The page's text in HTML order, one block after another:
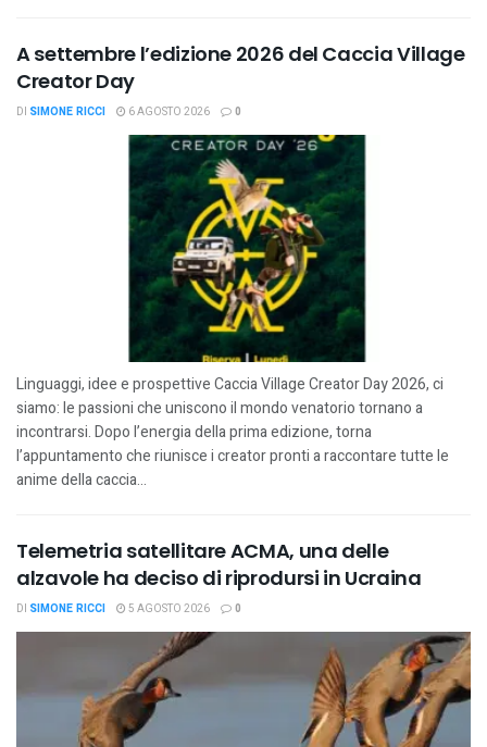
A settembre l’edizione 2026 del Caccia Village
Creator Day
DI SIMONE RICCI 6 AGOSTO 2026 0
Linguaggi, idee e prospettive Caccia Village Creator Day 2026, ci
siamo: le passioni che uniscono il mondo venatorio tornano a
incontrarsi. Dopo l’energia della prima edizione, torna
l’appuntamento che riunisce i creator pronti a raccontare tutte le
anime della caccia...
Telemetria satellitare ACMA, una delle
alzavole ha deciso di riprodursi in Ucraina
DI SIMONE RICCI 5 AGOSTO 2026 0